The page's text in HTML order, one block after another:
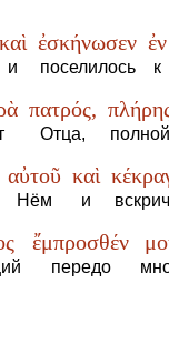
καὶ
и
ἐσκήνωσεν
поселилось
ἐν
к
πατρός,
Отца, полной
αὐτοῦ
Нём
καὶ
и
ἔμπροσθέν
передо